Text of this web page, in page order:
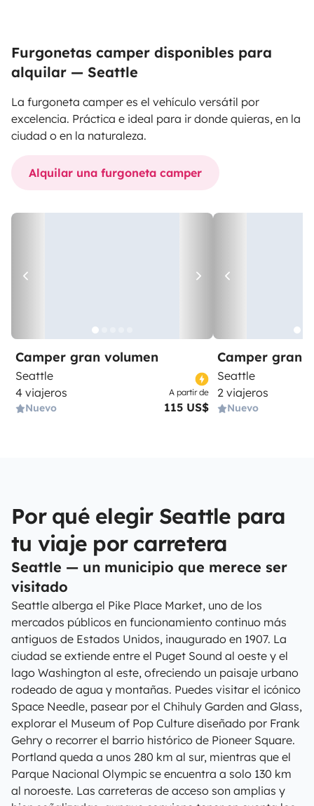
Furgonetas camper disponibles para
alquilar — Seattle
La furgoneta camper es el vehículo versátil por
excelencia. Práctica e ideal para ir donde quieras, en la
ciudad o en la naturaleza.
Alquilar una furgoneta camper
Camper gran volumen
Seattle
4 viajeros
Nuevo
A partir de
115 US$
Camper gran
Seattle
2 viajeros
Nuevo
Por qué elegir Seattle para
tu viaje por carretera
Seattle — un municipio que merece ser
visitado
Seattle alberga el Pike Place Market, uno de los
mercados públicos en funcionamiento continuo más
antiguos de Estados Unidos, inaugurado en 1907. La
ciudad se extiende entre el Puget Sound al oeste y el
lago Washington al este, ofreciendo un paisaje urbano
rodeado de agua y montañas. Puedes visitar el icónico
Space Needle, pasear por el Chihuly Garden and Glass,
explorar el Museum of Pop Culture diseñado por Frank
Gehry o recorrer el barrio histórico de Pioneer Square.
Portland queda a unos 280 km al sur, mientras que el
Parque Nacional Olympic se encuentra a solo 130 km
al noroeste. Las carreteras de acceso son amplias y